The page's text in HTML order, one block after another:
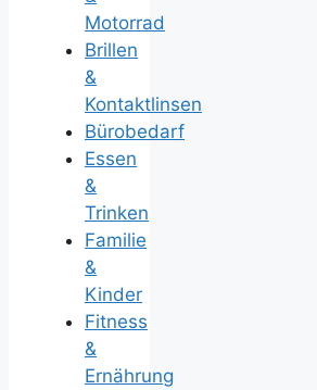
Motorrad
Brillen
&
Kontaktlinsen
Bürobedarf
Essen
&
Trinken
Familie
&
Kinder
Fitness
&
Ernährung